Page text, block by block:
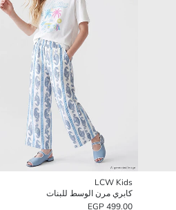
LCW Kids
كابري مرن الوسط للبنات
499.00 EGP